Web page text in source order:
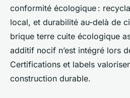
conformité écologique :
local, et durabilité au-delà de
brique terre cuite écologique
additif nocif n’est intégré lors
Certifications et labels
construction durable.